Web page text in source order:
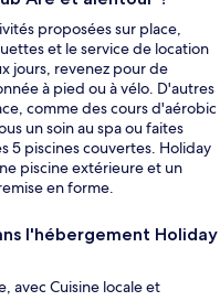
proposées sur place,
et le service de location
jours, revenez pour de
à pied ou à vélo. D'autres
comme des cours d'aérobic
un soin au spa ou faites
5 piscines couvertes. Holiday
piscine extérieure et un
en forme.
l'hébergement Holiday
avec Cuisine locale et